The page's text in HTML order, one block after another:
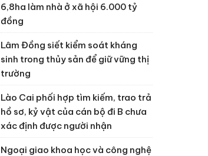
6,8ha làm nhà ở xã hội 6.000 tỷ
đồng
Lâm Đồng siết kiểm soát kháng
sinh trong thủy sản để giữ vững thị
trường
Lào Cai phối hợp tìm kiếm, trao trả
hồ sơ, kỷ vật của cán bộ đi B chưa
xác định được người nhận
Ngoại giao khoa học và công nghệ